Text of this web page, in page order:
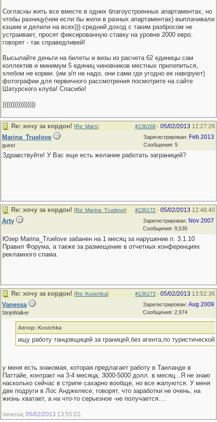
Согласны жить все вместе в одних благоустроенных апартаментах, но
чтобы разницу(чем если бы жили в разных апартаментах) выплачивали
кэшем и делили на всех))) средний доход с таким разбросом не
устраивает, просят фиксированную ставку на уровне 2000 евро.
говорят - так справедливей!
Высылайте деньги на билеты и визы из расчета 62 единицы сам
коллектив и минимум 5 единиц чиновников местных прилепиться,
хлебом не корми. (им з/п не надо, они сами где угодно ее наворуют)
фотографии для первичного рассмотрения посмотрите на сайте
Шатурского клуба! Спасибо!
)))))))))))))))))
#136168 - 05/02/2013 12:27:26
Re: хочу за кордон! [Re: Mars]
Зарегистрирован: Feb 2013
Сообщения: 5
Marina_Truelove
guest
Здравствуйте! У Вас еще есть желание работать заграницей?
#136172 - 05/02/2013 12:48:40
Re: хочу за кордон! [Re: Marina_Truelove]
Зарегистрирован: Nov 2007
Сообщения: 9,535
Arty
Юзер Marina_Truelove забанен на 1 месяц за нарушение п. 3.1.10
Правил Форума, а также за размещение в отчетных конференциях
рекламного спама.
#136173 - 05/02/2013 13:52:36
Re: хочу за кордон! [Re: Kosichka]
Зарегистрирован: Aug 2009
Сообщения: 2,974
Vanessa
StripWalker
Автор: Kosichka
ищу работу танцовщицей за границей,без агента,по туристической
у меня есть знакомая, которая предлагает работу в Таиланде в
Паттайе, контракт на 3-4 месяца, 3000-5000 долл. в месяц...Я не знаю
насколько сейчас в стрипе сахарно вообще, но все жалуются. У меня
две подруги в Лос Анджелесе, говорят, что заработки не очень, на
жизнь хватает, а на что-то серьезное -не получается....
Vanessa; 05/02/2013 13:55:22